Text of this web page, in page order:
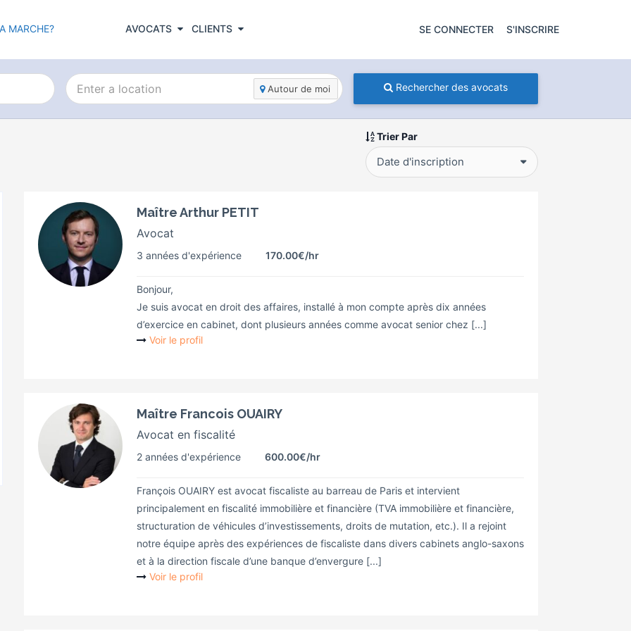
MARCHE? AVOCATS CLIENTS SE CONNECTER S'INSCRIRE
Autour de moi Rechercher des avocats
Trier Par
Date d'inscription
Maître Arthur PETIT
Avocat
3 années d'expérience 170.00€/hr
Bonjour,
Je suis avocat en droit des affaires, installé à mon compte après dix années
d’exercice en cabinet, dont plusieurs années comme avocat senior chez [...]
Voir le profil
Maître Francois OUAIRY
Avocat en fiscalité
2 années d'expérience 600.00€/hr
François OUAIRY est avocat fiscaliste au barreau de Paris et intervient
principalement en fiscalité immobilière et financière (TVA immobilière et financière,
structuration de véhicules d’investissements, droits de mutation, etc.). Il a rejoint
notre équipe après des expériences de fiscaliste dans divers cabinets anglo-saxons
et à la direction fiscale d’une banque d’envergure [...]
Voir le profil